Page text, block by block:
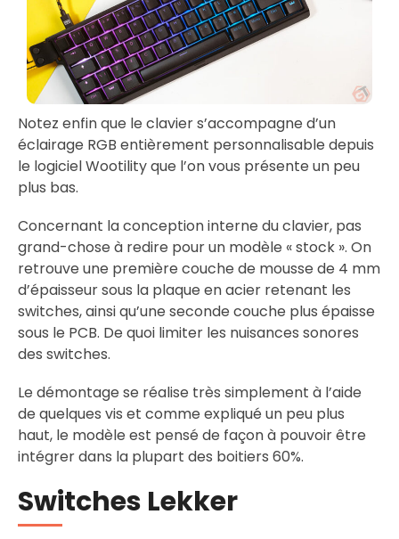
Notez enfin que le clavier s’accompagne d’un
éclairage RGB entièrement personnalisable depuis
le logiciel Wootility que l’on vous présente un peu
plus bas.
Concernant la conception interne du clavier, pas
grand-chose à redire pour un modèle « stock ». On
retrouve une première couche de mousse de 4 mm
d’épaisseur sous la plaque en acier retenant les
switches, ainsi qu’une seconde couche plus épaisse
sous le PCB. De quoi limiter les nuisances sonores
des switches.
Le démontage se réalise très simplement à l’aide
de quelques vis et comme expliqué un peu plus
haut, le modèle est pensé de façon à pouvoir être
intégrer dans la plupart des boitiers 60%.
Switches Lekker